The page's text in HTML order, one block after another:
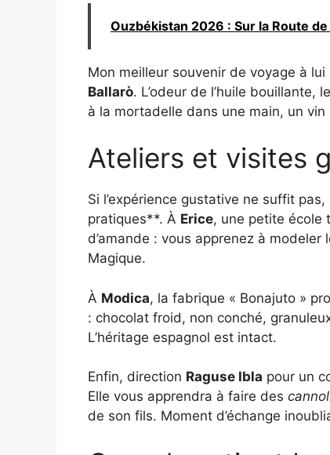
Ouzbékistan 2026 : Sur la Route
Mon meilleur souvenir de voyage à
Ballarò. L’odeur de l’huile
à la mortadelle dans une main, un
Ateliers et visites
Si l’expérience gustative ne suffit
pratiques**. À Erice, une petite école
d’amande : vous apprenez à modeler
Magique.
À Modica, la fabrique « Bonajuto »
: chocolat froid, non conché,
L’héritage espagnol est intact.
Enfin, direction Raguse Ibla pour un
Elle vous apprendra à faire des
de son fils. Moment d’échange